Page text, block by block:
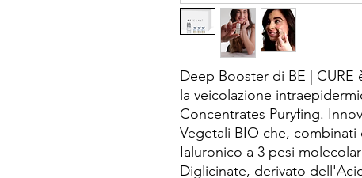
Deep Booster di BE |
la veicolazione
Concentrates Puryfing.
Vegetali BIO che,
Ialuronico a 3 pesi
Diglicinate, derivato